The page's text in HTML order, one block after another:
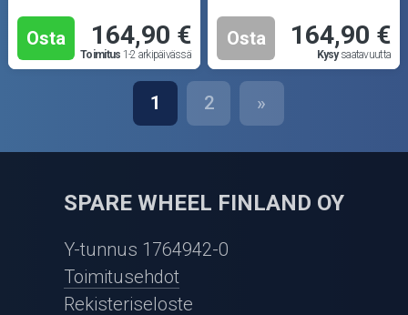
Osta 164,90 €
Toimitus 1-2 arkipäivässä
Osta 164,90 €
Kysysaatavuutta
1 2 »
SPARE WHEEL FINLAND OY
Y-tunnus 1764942-0
Toimitusehdot
Rekisteriseloste